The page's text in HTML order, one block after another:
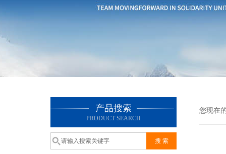
产品搜索
PRODUCT SEARCH
您现在